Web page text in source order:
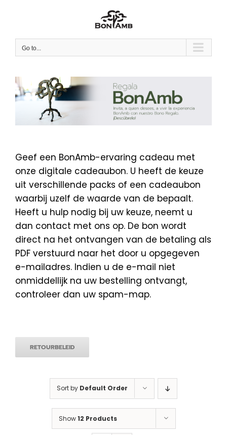
Go to...
Geef een BonAmb-ervaring cadeau met
onze digitale cadeaubon. U heeft de keuze
uit verschillende packs of een cadeaubon
waarbij uzelf de waarde van de bepaalt.
Heeft u hulp nodig bij uw keuze, neemt u
dan contact met ons op. De bon wordt
direct na het ontvangen van de betaling als
PDF verstuurd naar het door u opgegeven
e-mailadres. Indien u de e-mail niet
onmiddellijk na uw bestelling ontvangt,
controleer dan uw spam-map.
RETOURBELEID
Sort by Default Order
Show12 Products